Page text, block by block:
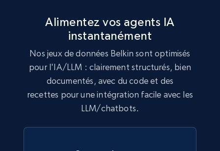
eCommerce
992+ 162+ Buy Now
Description, In stock, Color, Size, Reviews
Alimentez vos agents IA
instantanément
Nos jeux de données Belkin sont optimisés
pour l'IA/LLM : clairement structurés, bien
documentés, avec du code et des
recettes pour une intégration facile avec les
LLM/chatbots.